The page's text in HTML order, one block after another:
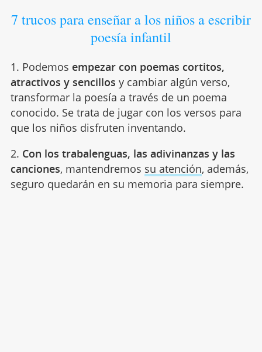
7 trucos para enseñar a los niños a escribir
poesía infantil
1. Podemos empezar con poemas cortitos,
atractivos y sencillos y cambiar algún verso,
transformar la poesía a través de un poema
conocido. Se trata de jugar con los versos para
que los niños disfruten inventando.
2. Con los trabalenguas, las adivinanzas y las
canciones, mantendremos su atención, además,
seguro quedarán en su memoria para siempre.